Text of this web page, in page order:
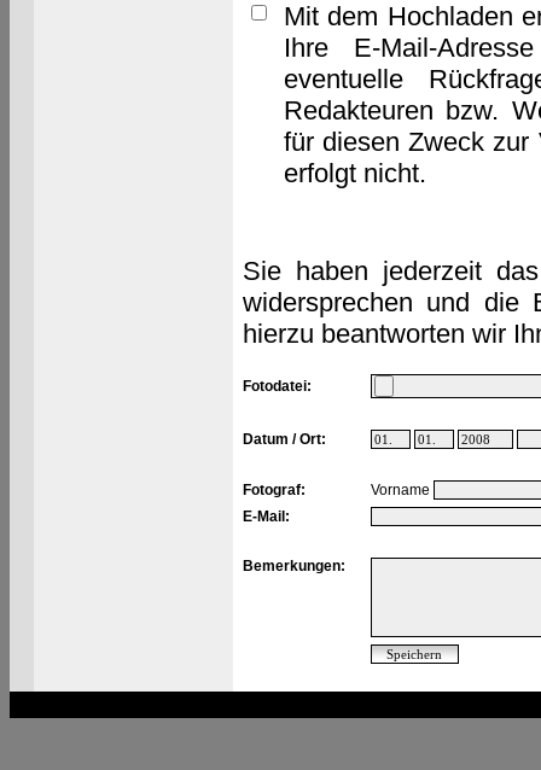
Mit dem Hochladen
Ihre E-Mail-
eventuelle
Redakteuren bzw.
für diesen Zweck zur
erfolgt nicht.
Sie haben jederzeit
widersprechen und die
hierzu beantworten wir
Fotodatei:
Datum / Ort:
Fotograf:
Vorname
E-Mail:
Bemerkungen: